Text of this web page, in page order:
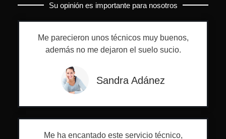
Su opinión es importante para nosotros
Me parecieron unos técnicos muy buenos,
además no me dejaron el suelo sucio.
Sandra Adánez
Me ha encantado este servicio técnico,